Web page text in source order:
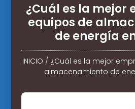
¿Cuál es la mejor
equipos de
de energía
INICIO / ¿Cuál es la mejor
almacenamiento de